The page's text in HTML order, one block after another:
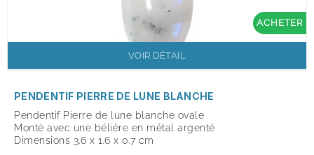
ACHETER
VOIR DÉTAIL
PENDENTIF PIERRE DE LUNE BLANCHE
Pendentif Pierre de lune blanche ovale
Monté avec une bélière en métal argenté
Dimensions 3.6 x 1.6 x 0.7 cm